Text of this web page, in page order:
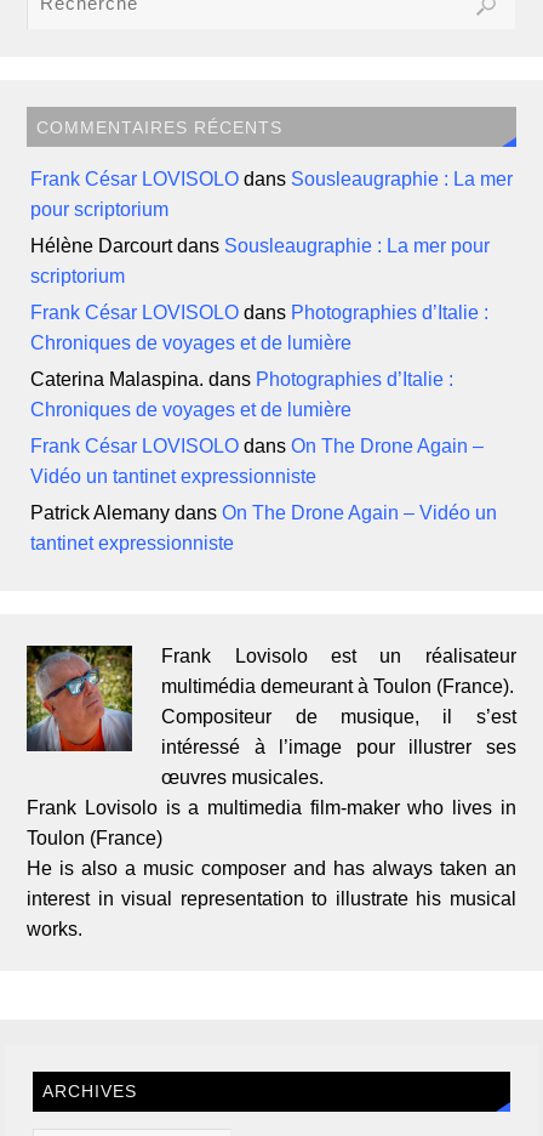
COMMENTAIRES RÉCENTS
Frank César LOVISOLO dans Sousleaugraphie : La mer
pour scriptorium
Hélène Darcourtdans Sousleaugraphie : La mer pour
scriptorium
Frank César LOVISOLO dans Photographies d’Italie :
Chroniques de voyages et de lumière
Caterina Malaspina. dans Photographies d’Italie :
Chroniques de voyages et de lumière
Frank César LOVISOLO dansOn The Drone Again –
Vidéo un tantinet expressionniste
Patrick Alemany dansOn The Drone Again – Vidéo un
tantinet expressionniste
Frank Lovisolo est un réalisateur
multimédia demeurant à Toulon (France).
Compositeur de musique, il s’est
intéressé à l’image pour illustrer ses
œuvres musicales.
Frank Lovisolo is a multimedia film-maker who lives in
Toulon (France)
He is also a music composer and has always taken an
interest in visual representation to illustrate his musical
works.
ARCHIVES